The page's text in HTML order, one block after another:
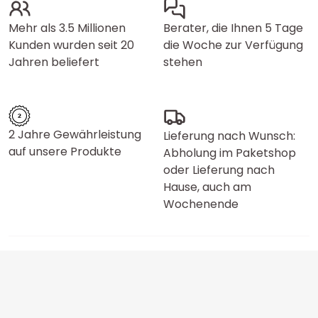
Mehr als 3.5 Millionen
Kunden wurden seit 20
Jahren beliefert
Berater, die Ihnen 5 Tage
die Woche zur Verfügung
stehen
2 Jahre Gewährleistung
auf unsere Produkte
Lieferung nach Wunsch:
Abholung im Paketshop
oder Lieferung nach
Hause, auch am
Wochenende